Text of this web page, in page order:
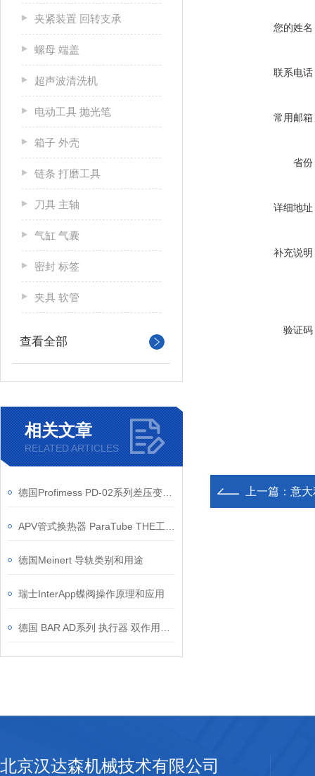
夹紧装置 回转支承
螺母 端盖
超声波清洗机
电动工具 抛光笔
箱子 外壳
链条 打磨工具
刀具 主轴
气缸 气囊
密封 标签
夹具 软管
查看全部
相关文章
RELATED ARTICLES
德国Meinert 导轨类别和用途
瑞士InterApp蝶阀操作原理和应用
您的姓名
联系电话
常用邮箱
省份
详细地址
补充说明
验证码
上一篇： 意大
北京汉达森机械技术有限公司